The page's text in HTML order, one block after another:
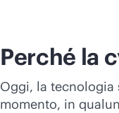
Perché la
Oggi, la tecnologia
momento, in